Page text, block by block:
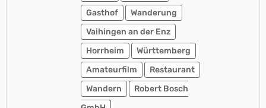
Gasthof
Wanderung
Vaihingen an der Enz
Horrheim
Württemberg
Amateurfilm
Restaurant
Wandern
Robert Bosch